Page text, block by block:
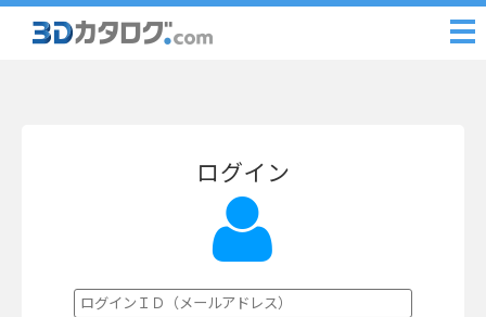
ログイン